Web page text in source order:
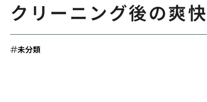
クリーニング後の爽
未分類